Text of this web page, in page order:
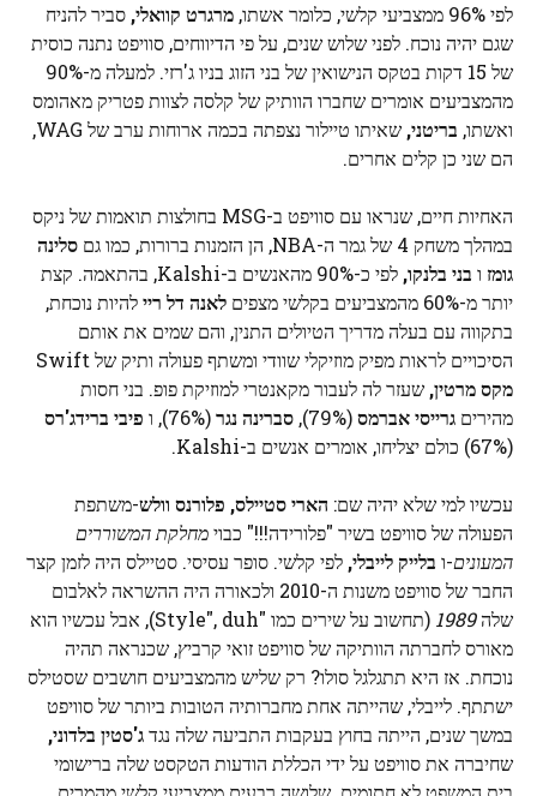
לפי 96% ממצביעי קלשי, כלומר אשתו,
מרגרט קוואלי, סביר להניח
שגם יהיה נוכח. לפני שלוש שנים, על פי הדיווחים, סוויפט נתנה כוסית
של 15 דקות בטקס הנישואין של בני הזוג בניו ג'רזי. למעלה מ-90%
מהמצביעים אומרים שחברו הוותיק של קלסה לצוות פטריק מאהומס
ואשתו, בריטני,
שאיתו טיילור נצפתה בכמה ארוחות ערב של WAG,
הם שני כן קלים אחרים.
האחיות חיים, שנראו עם סוויפט ב-MSG בחולצות תואמות של ניקס
במהלך משחק 4 של גמר ה-NBA, הן הזמנות ברורות, כמו גם
סלינה
גומז ו בני בלנקו,
לפי כ-90% מהאנשים ב-Kalshi, בהתאמה. קצת
יותר מ-60% מהמצביעים בקלשי מצפים
לאנה דל ריילהיות נוכחת,
בתקווה עם בעלה מדריך הטיולים התנין, והם שמים את אותם
הסיכויים לראות מפיק מוזיקלי שוודי ומשתף פעולה ותיק של Swift
מקס מרטין, שעזר לה לעבור מקאנטרי למוזיקת ​​פופ. בני חסות
מהירים גרייסי אברמס(79%), סברינה נגר(76%), ו
פיבי ברידג'רס
(67%) כולם יצליחו, אומרים אנשים ב-Kalshi.
עכשיו למי שלא יהיה שם: הארי סטיילס, פלורנס וולש-משתפת
הפעולה של סוויפט בשיר "פלורידה!!!" כבוימחלקת המשוררים
המעונים-ו בלייק לייבלי, לפי קלשי. סופר עסיסי. סטיילס היה לזמן קצר
החבר של סוויפט משנות ה-2010 ולכאורה היה ההשראה לאלבום
שלה1989
(תחשוב על שירים כמו "Style", duh), אבל עכשיו הוא
מאורס לחברתה הוותיקה של סוויפט זואי קרביץ, שכנראה תהיה
נוכחת. אז היא תתגלגל סולו? רק שליש מהמצביעים חושבים שסטילס
ישתתף. לייבלי, שהייתה אחת מחברותיה הטובות ביותר של סוויפט
במשך שנים, הייתה בחוץ בעקבות התביעה שלה נגדג'סטין בלדוני,
שחיברה את סוויפט על ידי הכללת הודעות הטקסט שלה ברישומי